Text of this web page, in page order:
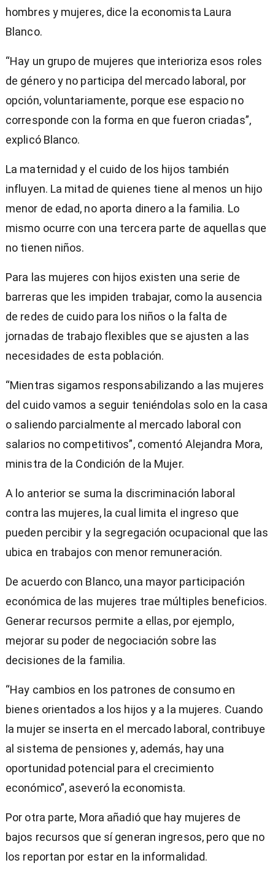
hombres y mujeres, dice la economista Laura
Blanco.
“Hay un grupo de mujeres que interioriza esos roles
de género y no participa del mercado laboral, por
opción, voluntariamente, porque ese espacio no
corresponde con la forma en que fueron criadas”,
explicó Blanco.
La maternidad y el cuido de los hijos también
influyen. La mitad de quienes tiene al menos un hijo
menor de edad, no aporta dinero a la familia. Lo
mismo ocurre con una tercera parte de aquellas que
no tienen niños.
Para las mujeres con hijos existen una serie de
barreras que les impiden trabajar, como la ausencia
de redes de cuido para los niños o la falta de
jornadas de trabajo flexibles que se ajusten a las
necesidades de esta población.
“Mientras sigamos responsabilizando a las mujeres
del cuido vamos a seguir teniéndolas solo en la casa
o saliendo parcialmente al mercado laboral con
salarios no competitivos”, comentó Alejandra Mora,
ministra de la Condición de la Mujer.
A lo anterior se suma la discriminación laboral
contra las mujeres, la cual limita el ingreso que
pueden percibir y la segregación ocupacional que las
ubica en trabajos con menor remuneración.
De acuerdo con Blanco, una mayor participación
económica de las mujeres trae múltiples beneficios.
Generar recursos permite a ellas, por ejemplo,
mejorar su poder de negociación sobre las
decisiones de la familia.
“Hay cambios en los patrones de consumo en
bienes orientados a los hijos y a la mujeres. Cuando
la mujer se inserta en el mercado laboral, contribuye
al sistema de pensiones y, además, hay una
oportunidad potencial para el crecimiento
económico”, aseveró la economista.
Por otra parte, Mora añadió que hay mujeres de
bajos recursos que sí generan ingresos, pero que no
los reportan por estar en la informalidad.